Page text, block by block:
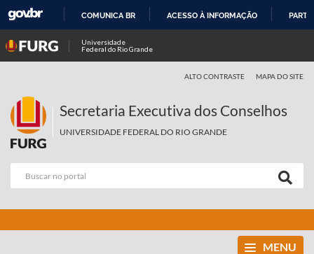
COMUNICA BR ACESSO À INFORMAÇÃO
Universidade
Federal do Rio Grande
ALTO CONTRASTE MAPA DO SITE
Secretaria Executiva dos Conselhos
UNIVERSIDADE FEDERAL DO RIO GRANDE
MENU